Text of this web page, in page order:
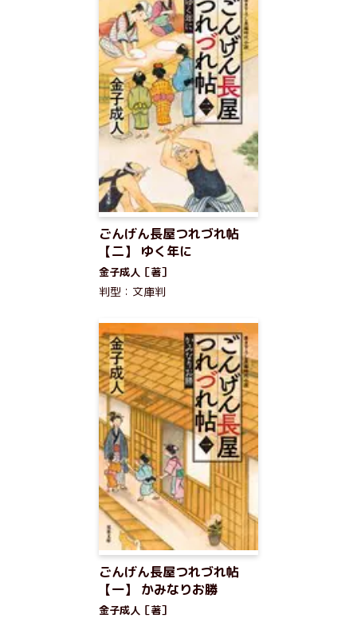
ごんげん長屋つれづれ帖
【二】 ゆく年に
金子成人［著］
判型：文庫判
ごんげん長屋つれづれ帖
【一】 かみなりお勝
金子成人［著］